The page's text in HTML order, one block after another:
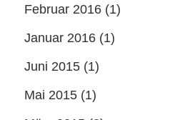
Februar 2016 (1)
Januar 2016 (1)
Juni 2015 (1)
Mai 2015 (1)